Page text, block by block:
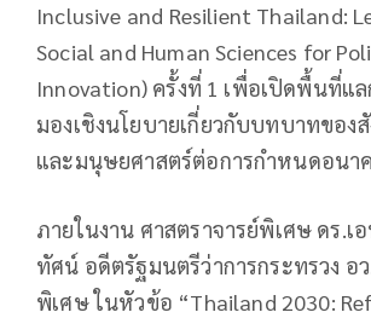
Inclusive and Resilient Thailand:
Social and Human Sciences for
Innovation) ครั้งที่ 1 เพื่อเปิดพื้นที่แ
มองเชิงนโยบายเกี่ยวกับบทบาทของ
และมนุษยศาสตร์ต่อการกำหนดอนา
ภายในงาน ศาสตราจารย์พิเศษ ดร.เ
ทัศน์ อดีตรัฐมนตรีว่าการกระทรวง อ
พิเศษ ในหัวข้อ “Thailand 2030: